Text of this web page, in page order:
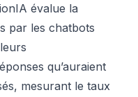
évalue la
par les chatbots
qu’auraient
mesurant le taux